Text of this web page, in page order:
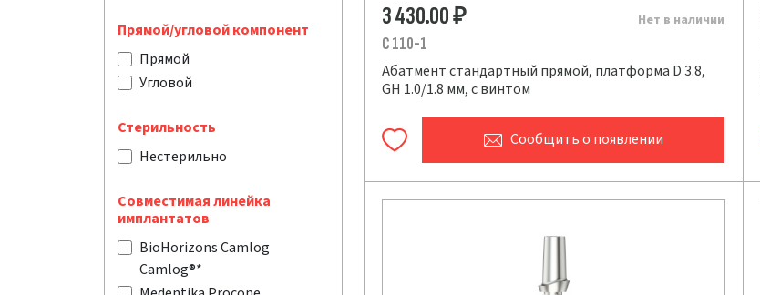
Прямой/угловой компонент
Прямой
Угловой
Стерильность
Нестерильно
Совместимая линейка
имплантатов
BioHorizons Camlog
Camlog®*
Нет в наличии
3 430.00₽
C 110-1
Абатмент стандартный прямой, платформа D 3.8,
GH 1.0/1.8 мм, с винтом
Сообщитьо появлении